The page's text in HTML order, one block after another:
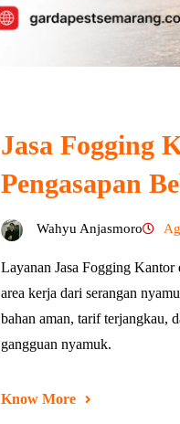
Jasa Fogging
Pengasapan
Wahyu Anjasmoro
Layanan Jasa Fogging
area kerja dari serangan
bahan aman, tarif terjangkau,
gangguan nyamuk.
Know More